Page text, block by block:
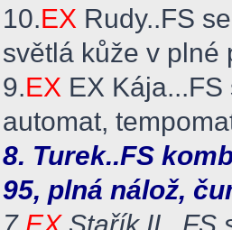
10.EX Rudy..FS
světlá kůže v plné
9.EX EX Kája...FS
automat,
8. Turek..FS
95, plná nálož,